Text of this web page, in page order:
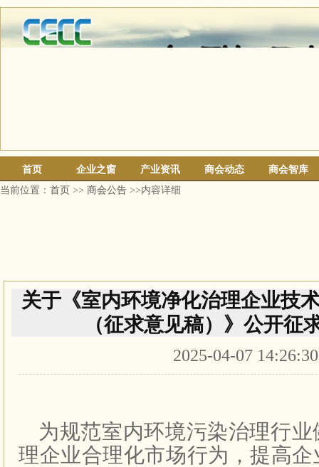
首页 企业之窗 产业资讯 商会动态
商会智库
当前位置： 首页 >> 商会公告 >>内容详细
关于《室内环境净化治理企业技
（征求意见稿）》公开征
2025-04-07
为规范室内环境污染治理行
理企业合理化市场行为，提高